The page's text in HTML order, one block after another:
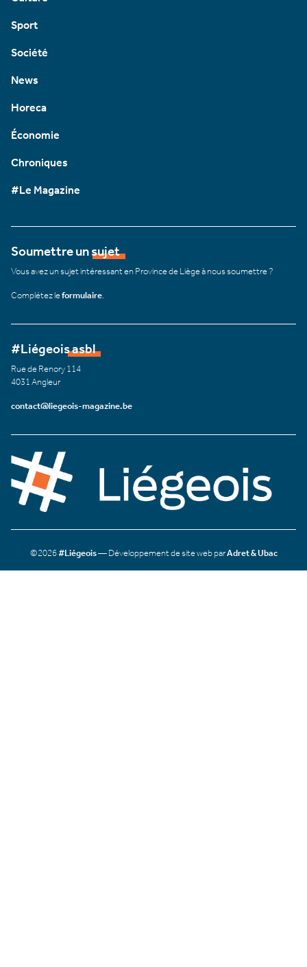
Sport
Société
News
Horeca
Économie
Chroniques
#Le Magazine
Soumettre un sujet
Vous avez un sujet intéressant en Province de Liège à nous soumettre ?
Complétez leformulaire
#Liégeois asbl
Rue de Renory 114
4031 Angleur
contact@liegeois-magazine.be
©2026#Liégeois— Développement de site web parAdret & Ubac